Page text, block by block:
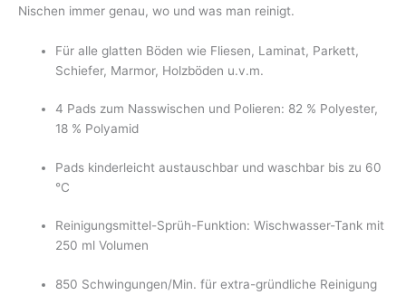
Nischen immer genau, wo und was man reinigt.
Für alle glatten Böden wie Fliesen, Laminat, Parkett,
Schiefer, Marmor, Holzböden u.v.m.
4 Pads zum Nasswischen und Polieren: 82 % Polyester,
18 % Polyamid
Pads kinderleicht austauschbar und waschbar bis zu 60
°C
Reinigungsmittel-Sprüh-Funktion: Wischwasser-Tank mit
250 ml Volumen
850 Schwingungen/Min. für extra-gründliche Reinigung